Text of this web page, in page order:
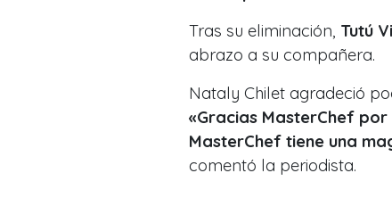
Tras su eliminación, Tutú
abrazo a su compañera.
Nataly Chilet agradeció
«Gracias MasterChef
MasterChef tiene una
comentó la periodista.